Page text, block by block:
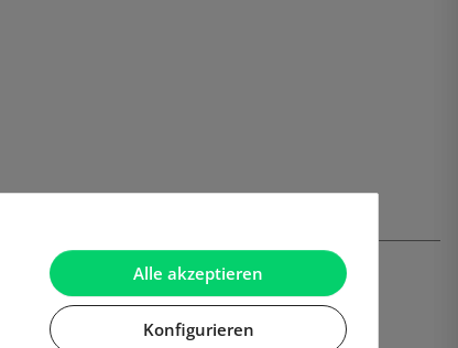
Alle akzeptieren
Konfigurieren